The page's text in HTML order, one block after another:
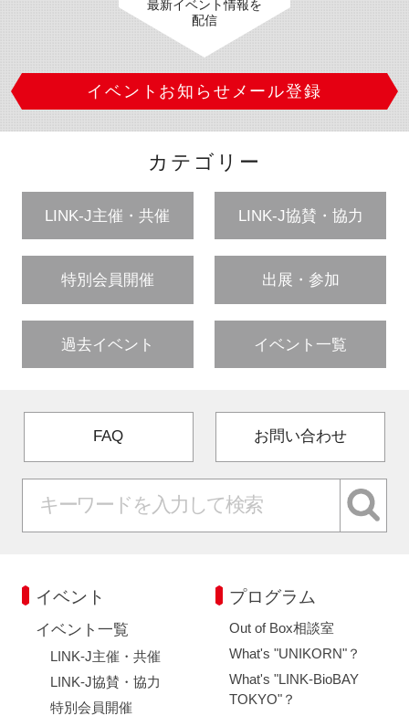
最新イベント情報を
配信
イベントお知らせメール登録
カテゴリー
LINK-J主催・共催 LINK-J協賛・協力
特別会員開催 出展・参加
過去イベント イベント一覧
FAQ お問い合わせ
イベント
イベント一覧
LINK-J主催・共催
LINK-J協賛・協力
特別会員開催
プログラム
Out of Box相談室
What's "UNIKORN"？
What's "LINK-BioBAY
TOKYO"？